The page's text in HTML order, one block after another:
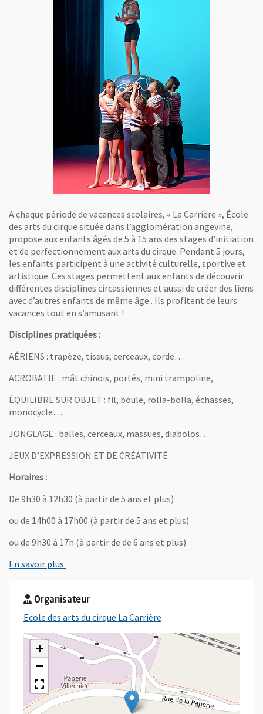
A chaque période de vacances scolaires, « La Carrière », École
des arts du cirque située dans l’agglomération angevine,
propose aux enfants âgés de 5 à 15 ans des stages d’initiation
et de perfectionnement aux arts du cirque. Pendant 5 jours,
les enfants participent à une activité culturelle, sportive et
artistique. Ces stages permettent aux enfants de découvrir
différentes disciplines circassiennes et aussi de créer des liens
avec d’autres enfants de même âge . Ils profitent de leurs
vacances tout en s’amusant !
Disciplines pratiquées :
AÉRIENS : trapèze, tissus, cerceaux, corde…
ACROBATIE : mât chinois, portés, mini trampoline,
ÉQUILIBRE SUR OBJET : fil, boule, rolla-bolla, échasses,
monocycle…
JONGLAGE : balles, cerceaux, massues, diabolos…
JEUX D’EXPRESSION ET DE CRÉATIVITÉ
Horaires :
De 9h30 à 12h30 (à partir de 5 ans et plus)
ou de 14h00 à 17h00 (à partir de 5 ans et plus)
ou de 9h30 à 17h (à partir de de 6 ans et plus)
En savoir plus
Organisateur
Ecole des arts du cirque La Carrière
+
−